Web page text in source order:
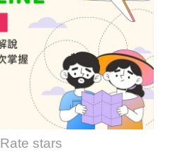
Rate stars